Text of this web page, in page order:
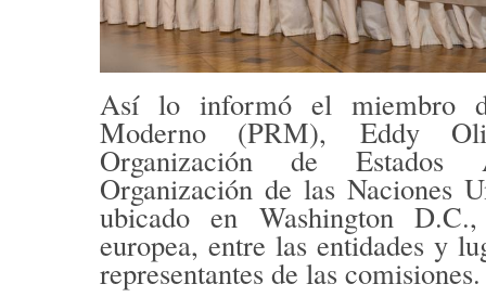
Así lo informó el miembro
Moderno (PRM),Eddy
Organización de
Organización de las Naciones
ubicado en Washington
europea, entre las entidades y
representantes de las comisiones.